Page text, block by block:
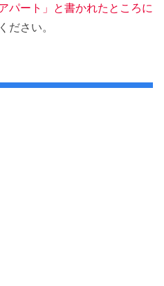
パート」と書かれたところに
ださい。